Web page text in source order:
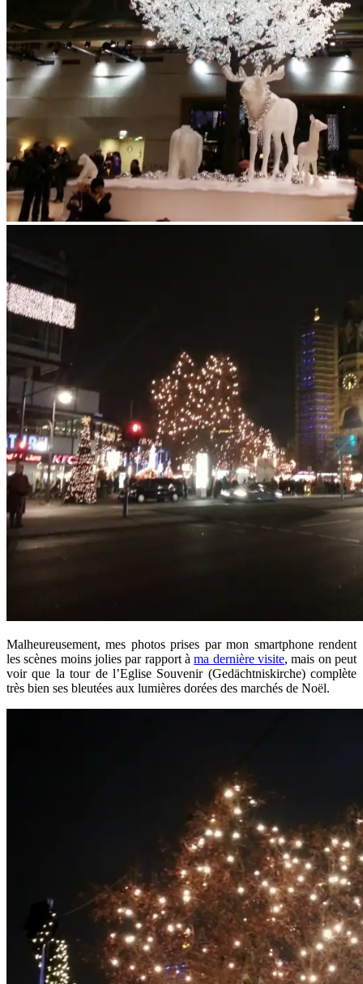
Malheureusement, mes photos prises par mon smartphone rendent
les scènes moins jolies par rapport àma dernière visite, mais on peut
voir que la tour de l’Eglise Souvenir (Gedächtniskirche) complète
très bien ses bleutées aux lumières dorées des marchés de Noël.